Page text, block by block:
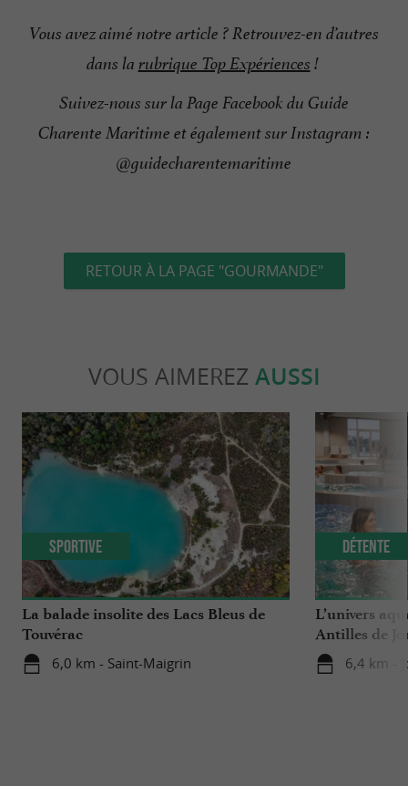
Vous avez aimé notre article ? Retrouvez-en d’autres
dans la rubrique Top Expériences !
Suivez-nous sur la Page Facebook du Guide
Charente Maritime et également sur Instagram :
@guidecharentemaritime
RETOUR À LA PAGE "GOURMANDE"
VOUS AIMEREZ AUSSI
La balade insolite des Lacs Bleus de
Touvérac
6,0 km - Saint-Maigrin
Sportive
L’univers
Antilles de
6,4 km -
Détente